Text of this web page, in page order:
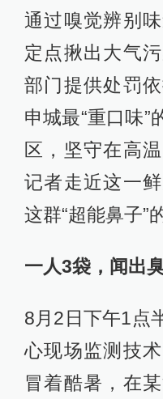
通过嗅觉辨别
定点揪出大气
部门提供处罚
申城最“重口味”
区，坚守在高
记者走近这一
这群“超能鼻子”
一人3袋，闻出
8月2日下午1点
心现场监测技
冒着酷暑，在